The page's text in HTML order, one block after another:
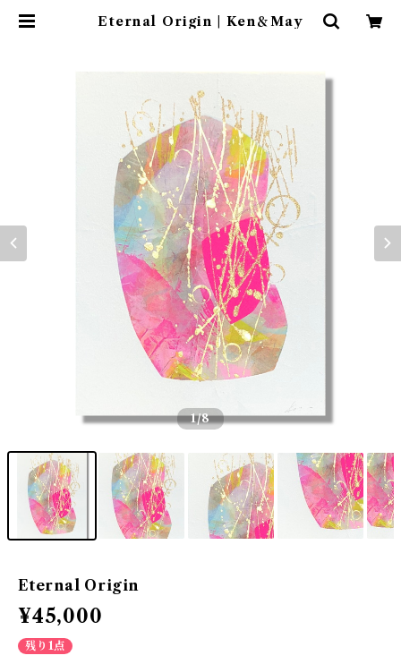
Eternal Origin | Ken＆May
1/8
Eternal Origin
¥45,000
残り1点